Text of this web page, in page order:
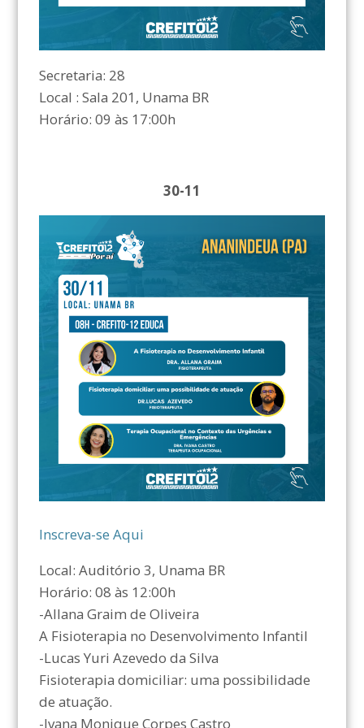
Secretaria: 28
Local : Sala 201, Unama BR
Horário: 09 às 17:00h
30-11
Inscreva-se Aqui
Local: Auditório 3, Unama BR
Horário: 08 às 12:00h
-Allana Graim de Oliveira
A Fisioterapia no Desenvolvimento Infantil
-Lucas Yuri Azevedo da Silva
Fisioterapia domiciliar: uma possibilidade
de atuação.
-Ivana Monique Corpes Castro